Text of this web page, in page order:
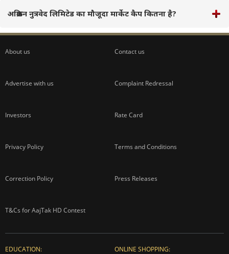
अक्रिशन नुत्रवेद लिमिटेड का मौजूदा मार्केट कैप कितना है?
About us Contact us
Advertise with us Complaint Redressal
Investors Rate Card
Privacy Policy Terms and Conditions
Correction Policy Press Releases
T&Cs for AajTak HD Contest
EDUCATION: ONLINE SHOPPING: